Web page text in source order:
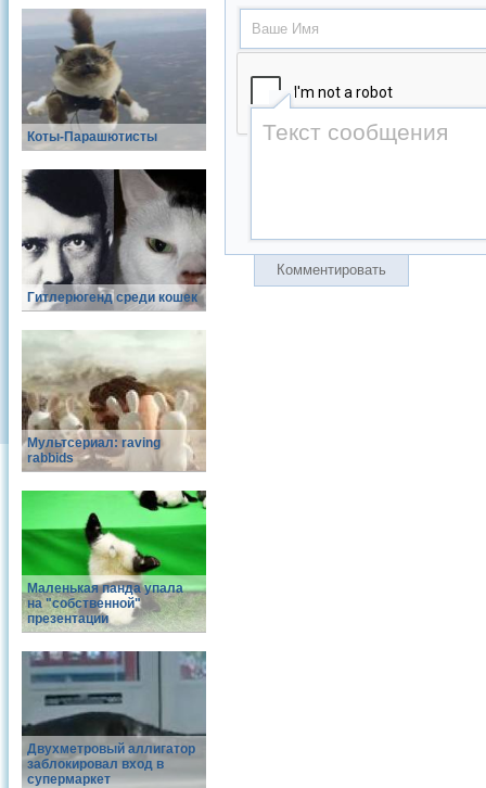
Коты-Парашютисты
Гитлерюгенд среди кошек
Мультсериал: raving
rabbids
Маленькая панда упала
на "собственной"
презентации
Двухметровый аллигатор
заблокировал вход в
супермаркет
Комментировать